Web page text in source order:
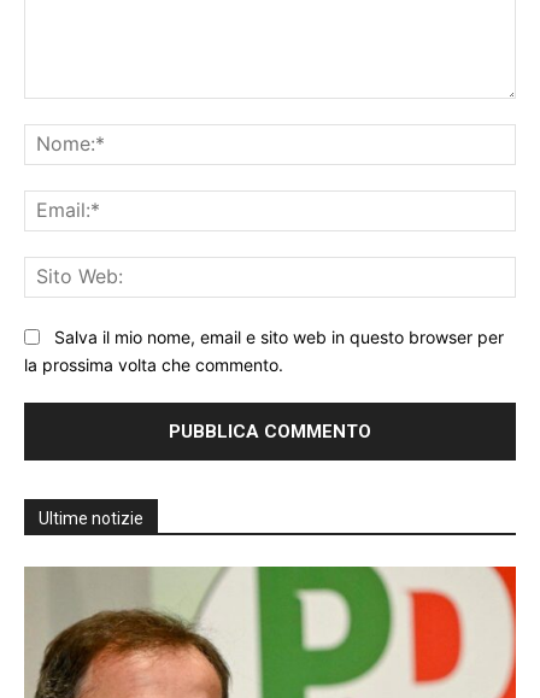
Salva il mio nome, email e sito web in questo browser per
la prossima volta che commento.
Ultime notizie